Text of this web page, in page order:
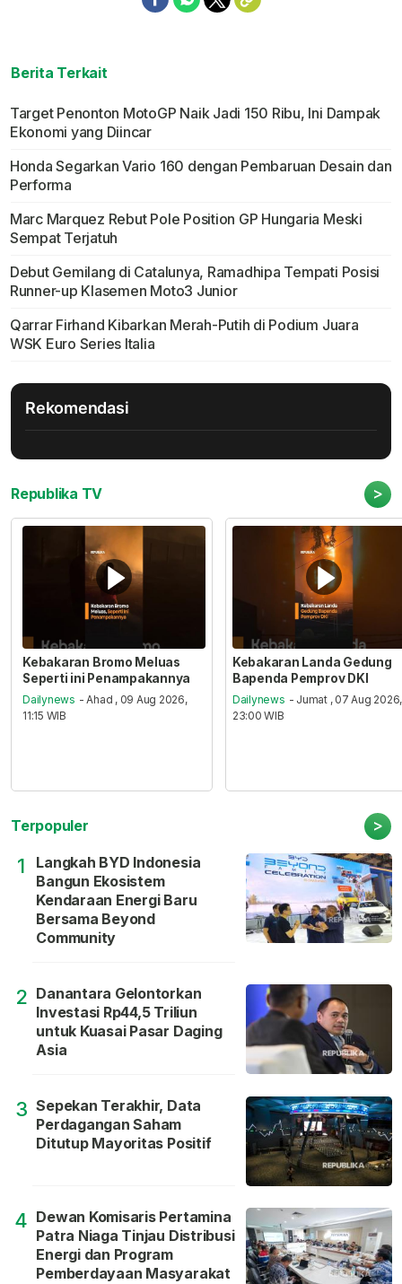
Berita Terkait
Target Penonton MotoGP Naik Jadi 150 Ribu, Ini Dampak
Ekonomi yang Diincar
Honda Segarkan Vario 160 dengan Pembaruan Desain dan
Performa
Marc Marquez Rebut Pole Position GP Hungaria Meski
Sempat Terjatuh
Debut Gemilang di Catalunya, Ramadhipa Tempati Posisi
Runner-up Klasemen Moto3 Junior
Qarrar Firhand Kibarkan Merah-Putih di Podium Juara
WSK Euro Series Italia
Rekomendasi
Republika TV >
Kebakaran Bromo Meluas
Seperti ini Penampakannya
Dailynews - Ahad , 09 Aug 2026,
11:15 WIB
Kebakaran Landa Gedung
Bapenda Pemprov DKI
Dailynews - Jumat , 07 Aug 2026,
23:00 WIB
Terpopuler >
1
Langkah BYD Indonesia
Bangun Ekosistem
Kendaraan Energi Baru
Bersama Beyond
Community
2 Danantara Gelontorkan
Investasi Rp44,5 Triliun
untuk Kuasai Pasar Daging
Asia
3 Sepekan Terakhir, Data
Perdagangan Saham
Ditutup Mayoritas Positif
4 Dewan Komisaris Pertamina
Patra Niaga Tinjau Distribusi
Energi dan Program
Pemberdayaan Masyarakat